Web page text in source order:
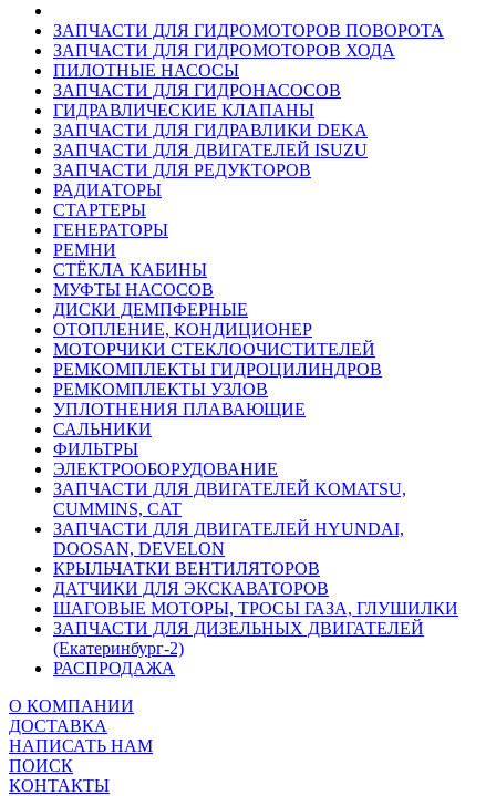
ЗАПЧАСТИ ДЛЯ ГИДРОМОТОРОВ ПОВОРОТА
ЗАПЧАСТИ ДЛЯ ГИДРОМОТОРОВ ХОДА
ПИЛОТНЫЕ НАСОСЫ
ЗАПЧАСТИ ДЛЯ ГИДРОНАСОСОВ
ГИДРАВЛИЧЕСКИЕ КЛАПАНЫ
ЗАПЧАСТИ ДЛЯ ГИДРАВЛИКИ DEKA
ЗАПЧАСТИ ДЛЯ ДВИГАТЕЛЕЙ ISUZU
ЗАПЧАСТИ ДЛЯ РЕДУКТОРОВ
РАДИАТОРЫ
СТАРТЕРЫ
ГЕНЕРАТОРЫ
РЕМНИ
СТЁКЛА КАБИНЫ
МУФТЫ НАСОСОВ
ДИСКИ ДЕМПФЕРНЫЕ
ОТОПЛЕНИЕ, КОНДИЦИОНЕР
МОТОРЧИКИ СТЕКЛООЧИСТИТЕЛЕЙ
РЕМКОМПЛЕКТЫ ГИДРОЦИЛИНДРОВ
РЕМКОМПЛЕКТЫ УЗЛОВ
УПЛОТНЕНИЯ ПЛАВАЮЩИЕ
САЛЬНИКИ
ФИЛЬТРЫ
ЭЛЕКТРООБОРУДОВАНИЕ
ЗАПЧАСТИ ДЛЯ ДВИГАТЕЛЕЙ KOMATSU,
CUMMINS, CAT
ЗАПЧАСТИ ДЛЯ ДВИГАТЕЛЕЙ HYUNDAI,
DOOSAN, DEVELON
КРЫЛЬЧАТКИ ВЕНТИЛЯТОРОВ
ДАТЧИКИ ДЛЯ ЭКСКАВАТОРОВ
ШАГОВЫЕ МОТОРЫ, ТРОСЫ ГАЗА, ГЛУШИЛКИ
ЗАПЧАСТИ ДЛЯ ДИЗЕЛЬНЫХ ДВИГАТЕЛЕЙ
(Екатеринбург-2)
РАСПРОДАЖА
О КОМПАНИИ
ДОСТАВКА
НАПИСАТЬ НАМ
ПОИСК
КОНТАКТЫ